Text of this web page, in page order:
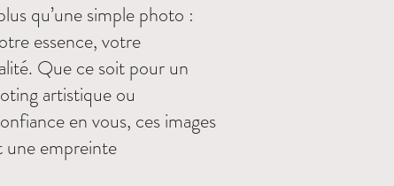
qu’une simple photo :
essence, votre
Que ce soit pour un
artistique ou
en vous, ces images
une empreinte